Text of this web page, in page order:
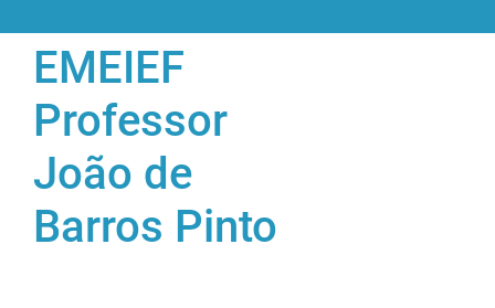
EMEIEF
Professor
João de
Barros Pinto